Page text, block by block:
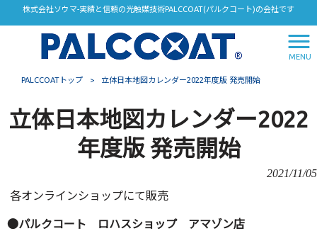
株式会社ソウマ-実績と信頼の光触媒技術PALCCOAT(パルクコート)の会社です
MENU
PALCCOATトップ > 立体日本地図カレンダー2022年度版 発売開始
立体日本地図カレンダー2022
年度版 発売開始
2021/11/05
各オンラインショップにて販売
●パルクコート ロハスショップ アマゾン店